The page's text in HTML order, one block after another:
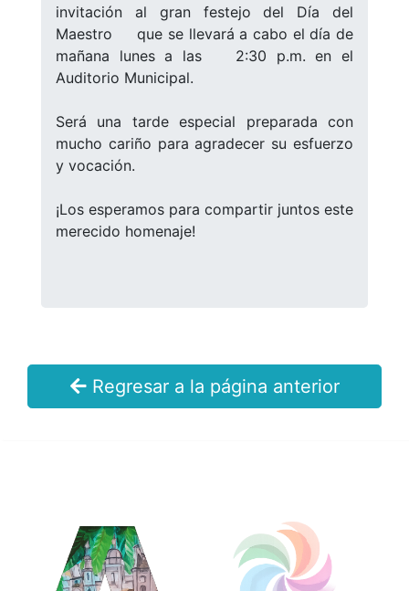
invitación al gran festejo del Día del
Maestro
que se llevará a cabo el día de
mañana lunes a las
2:30 p.m. en el
Auditorio Municipal.
Será una tarde especial preparada con
mucho cariño para agradecer su esfuerzo
y vocación.
¡Los esperamos para compartir juntos este
merecido homenaje!
Regresar a la página anterior